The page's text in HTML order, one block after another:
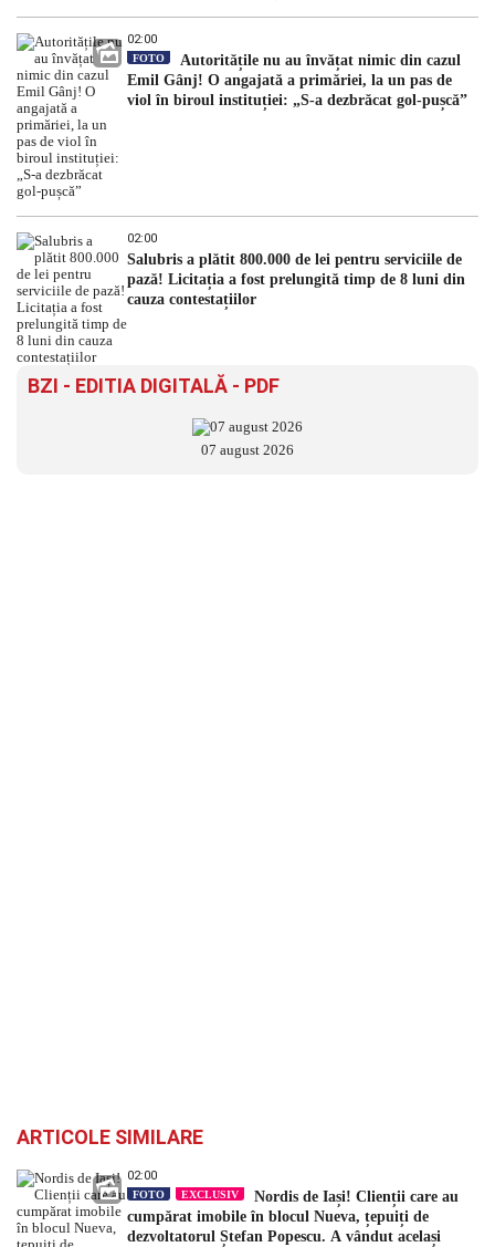
02:00
FOTO
Autoritățile nu au învățat nimic din cazul
Emil Gânj! O angajată a primăriei, la un pas de
viol în biroul instituției: „S-a dezbrăcat gol-pușcă”
02:00
Salubris a plătit 800.000 de lei pentru serviciile de
pază! Licitația a fost prelungită timp de 8 luni din
cauza contestațiilor
BZI - EDITIA DIGITALĂ - PDF
07 august 2026
ARTICOLE SIMILARE
02:00
FOTO EXCLUSIV
Nordis de Iași! Clienții care au
cumpărat imobile în blocul Nueva, țepuiți de
dezvoltatorul Ștefan Popescu. A vândut același